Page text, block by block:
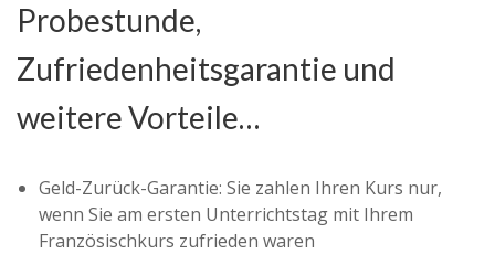
Probestunde,
Zufriedenheitsgarantie und
weitere Vorteile…
Geld-Zurück-Garantie: Sie zahlen Ihren Kurs nur,
wenn Sie am ersten Unterrichtstag mit Ihrem
Französischkurs zufrieden waren